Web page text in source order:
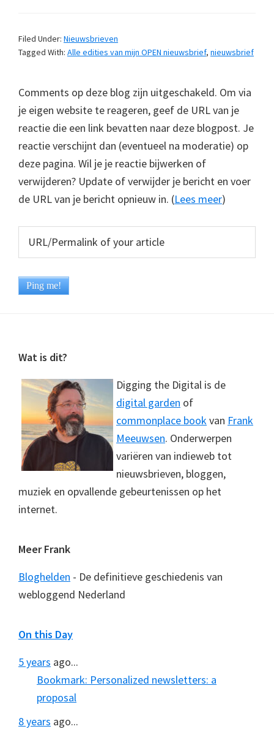
Filed Under: Nieuwsbrieven
Tagged With: Alle edities van mijn OPEN nieuwsbrief, nieuwsbrief
Comments op deze blog zijn uitgeschakeld. Om via
je eigen website te reageren, geef de URL van je
reactie die een link bevatten naar deze blogpost. Je
reactie verschijnt dan (eventueel na moderatie) op
deze pagina. Wil je je reactie bijwerken of
verwijderen? Update of verwijder je bericht en voer
de URL van je bericht opnieuw in. (Lees meer)
Footer
Wat is dit?
Digging the Digital is de
digital garden of
commonplace bookvan Frank
Meeuwsen. Onderwerpen
variëren van indieweb tot
nieuwsbrieven, bloggen,
muziek en opvallende gebeurtenissen op het
internet.
Meer Frank
Bloghelden - De definitieve geschiedenis van
webloggend Nederland
On this Day
5 years ago...
Bookmark: Personalized newsletters: a
proposal
8 years ago...